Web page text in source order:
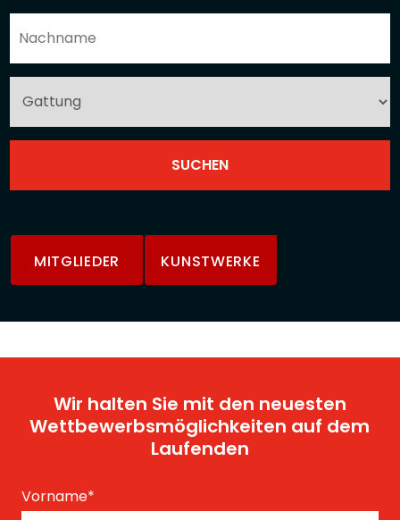
MITGLIEDER KUNSTWERKE
Wir halten Sie mit den neuesten
Wettbewerbsmöglichkeiten auf dem
Laufenden
Vorname*